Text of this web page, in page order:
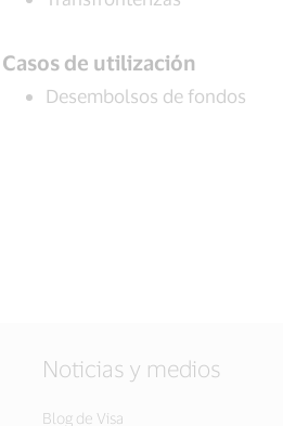
Casos de utilización
Desembolsos de fondos
Noticias y medios
Blog de Visa